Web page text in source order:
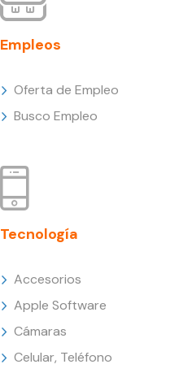
Empleos
Oferta de Empleo
Busco Empleo
Tecnología
Accesorios
Apple Software
Cámaras
Celular, Teléfono